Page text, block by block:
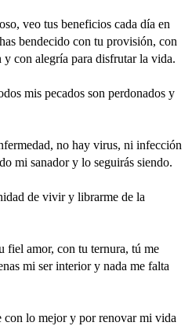
veo tus beneficios cada día en
bendecido con tu provisión, con
con alegría para disfrutar la vida.
mis pecados son perdonados y
no hay virus, ni infección
mi sanador y lo seguirás siendo.
de vivir y librarme de la
fiel amor, con tu ternura, tú me
mi ser interior y nada me falta
con lo mejor y por renovar mi vida